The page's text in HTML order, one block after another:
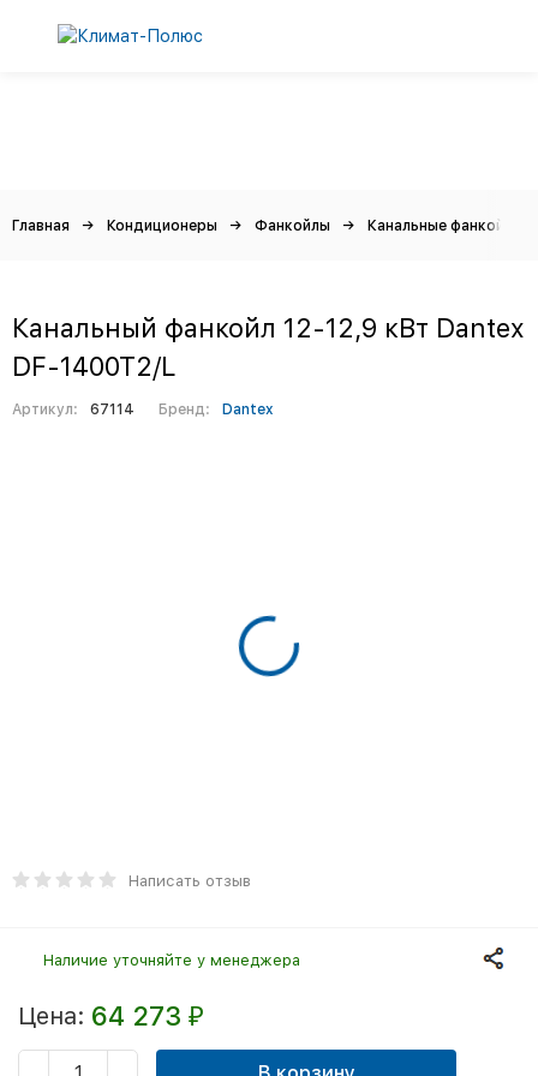
Главная Кондиционеры Фанкойлы Канальные фанкойлы
Канальный фанкойл 12-12,9 кВт Dantex
DF-1400T2/L
Артикул: 67114 Бренд: Dantex
Написать отзыв
Наличие уточняйте у менеджера
Цена: 64 273 ₽